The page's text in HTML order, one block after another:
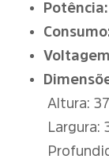
Potência:
Altura:
Largura: